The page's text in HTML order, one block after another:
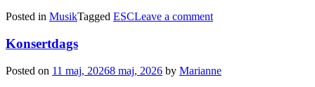
Posted in MusikTagged ESCLeave a comment
Konsertdags
Posted on 11 maj, 20268 maj, 2026 by Marianne